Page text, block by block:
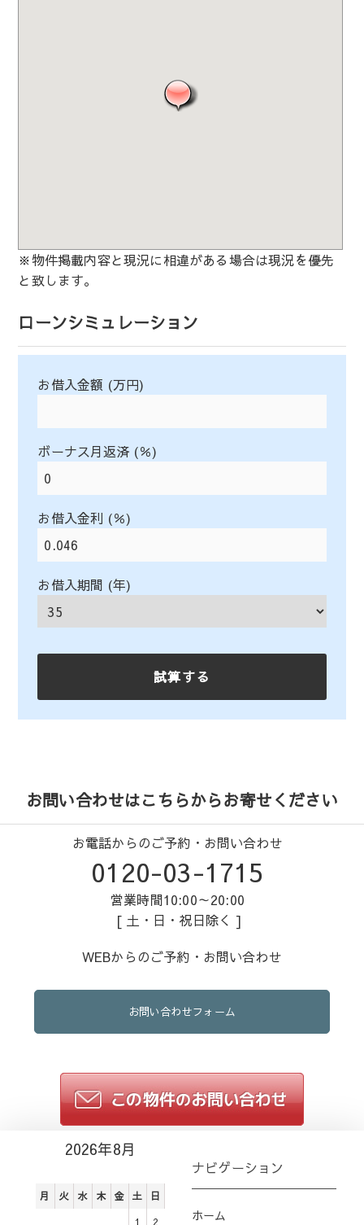
※物件掲載内容と現況に相違がある場合は現況を優先
と致します。
ローンシミュレーション
お借入金額 (万円)
ボーナス月返済 (％)
お借入金利 (％)
お借入期間 (年)
お問い合わせはこちらからお寄せください
お電話からのご予約・お問い合わせ
0120-03-1715
営業時間10:00～20:00
[ 土・日・祝日除く ]
WEBからのご予約・お問い合わせ
お問い合わせフォーム
2026年8月
月 火 水 木 金 土 日
1
2
ナビゲーション
ホーム